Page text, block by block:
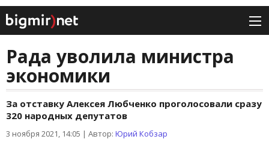
Рада уволила министра
экономики
За отставку Алексея Любченко проголосовали сразу
320 народных депутатов
3 ноября 2021, 14:05 | Автор: Юрий Кобзар